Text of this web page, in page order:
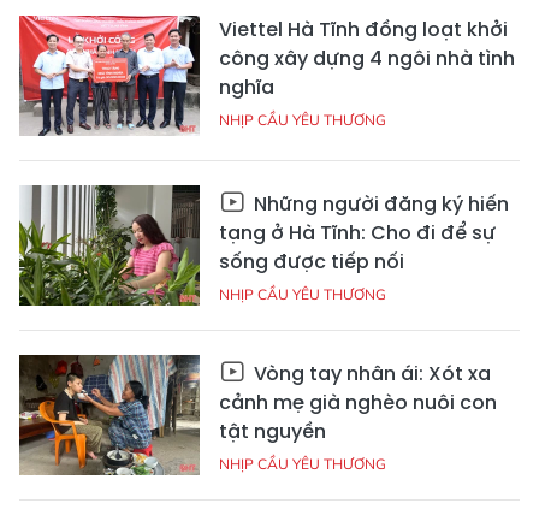
Viettel Hà Tĩnh đồng loạt khởi
công xây dựng 4 ngôi nhà tình
nghĩa
NHỊP CẦU YÊU THƯƠNG
Những người đăng ký hiến
tạng ở Hà Tĩnh: Cho đi để sự
sống được tiếp nối
NHỊP CẦU YÊU THƯƠNG
Vòng tay nhân ái: Xót xa
cảnh mẹ già nghèo nuôi con
tật nguyền
NHỊP CẦU YÊU THƯƠNG